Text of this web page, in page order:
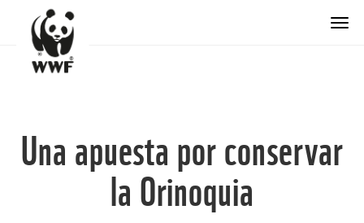
Una apuesta por conservar
la Orinoquia